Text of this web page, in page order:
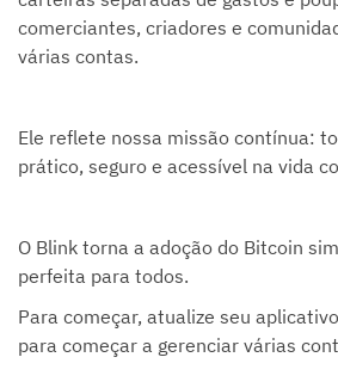
comerciantes, criadores e
várias contas.
Ele reflete nossa missão contínua:
prático, seguro e acessível na vida
O Blink torna a adoção do Bitcoin
perfeita para todos.
Para começar, atualize seu
para começar a gerenciar várias